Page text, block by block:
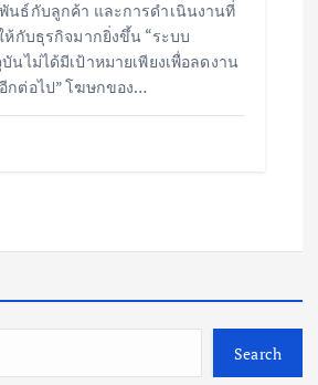
ธ์กับลูกค้า และการดำเนินงานที่
ห้กับธุรกิจมากยิ่งขึ้น “ระบบ
นไม่ได้มีเป้าหมายเพียงเพื่อลดงาน
กต่อไป” โฆษกของ…
Search